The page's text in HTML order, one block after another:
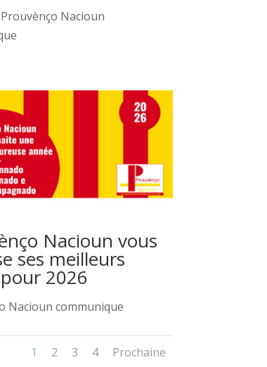
Prouvènço Nacioun
Nacioun vous
ses meilleurs
2026
Nacioun communique
1 2 3 4 Prochaine